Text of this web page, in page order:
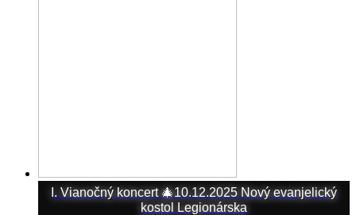
I. Vianočný koncert 🎄10.12.2025 Nový evanjelický
kostol Legionárska